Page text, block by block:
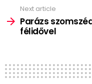
Next article
Parázs
félidővel